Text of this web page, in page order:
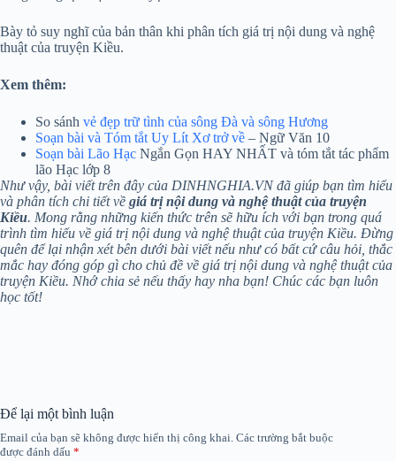
Bày tỏ suy nghĩ của bản thân khi phân tích giá trị nội dung và nghệ
thuật của truyện Kiều.
Xem thêm:
So sánh vẻ đẹp trữ tình của sông Đà và sông Hương
Soạn bài và Tóm tắt Uy Lít Xơ trở về – Ngữ Văn 10
Soạn bài Lão Hạc Ngắn Gọn HAY NHẤT và tóm tắt tác phẩm
lão Hạc lớp 8
Như vậy, bài viết trên đây của DINHNGHIA.VN đã giúp bạn tìm hiểu
và phân tích chi tiết về giá trị nội dung và nghệ thuật của truyện
Kiều. Mong rằng những kiến thức trên sẽ hữu ích với bạn trong quá
trình tìm hiểu về giá trị nội dung và nghệ thuật của truyện Kiều. Đừng
quên để lại nhận xét bên dưới bài viết nếu như có bất cứ câu hỏi, thắc
mắc hay đóng góp gì cho chủ đề về giá trị nội dung và nghệ thuật của
truyện Kiều. Nhớ chia sẻ nếu thấy hay nha bạn! Chúc các bạn luôn
học tốt!
Để lại một bình luận
Email của bạn sẽ không được hiển thị công khai. Các trường bắt buộc
được đánh dấu *